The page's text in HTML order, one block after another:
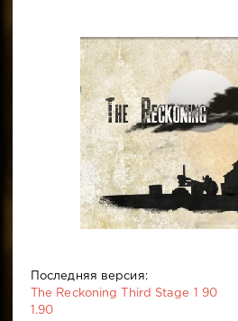
Последняя версия:
The Reckoning Third Stage 1 90
1.90